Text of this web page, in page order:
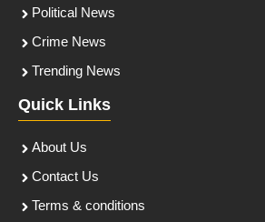
Political News
Crime News
Trending News
Quick Links
About Us
Contact Us
Terms & conditions